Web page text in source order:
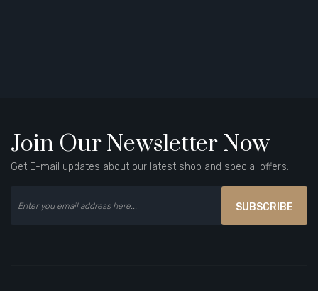
Join Our Newsletter Now
Get E-mail updates about our latest shop and special offers.
SUBSCRIBE